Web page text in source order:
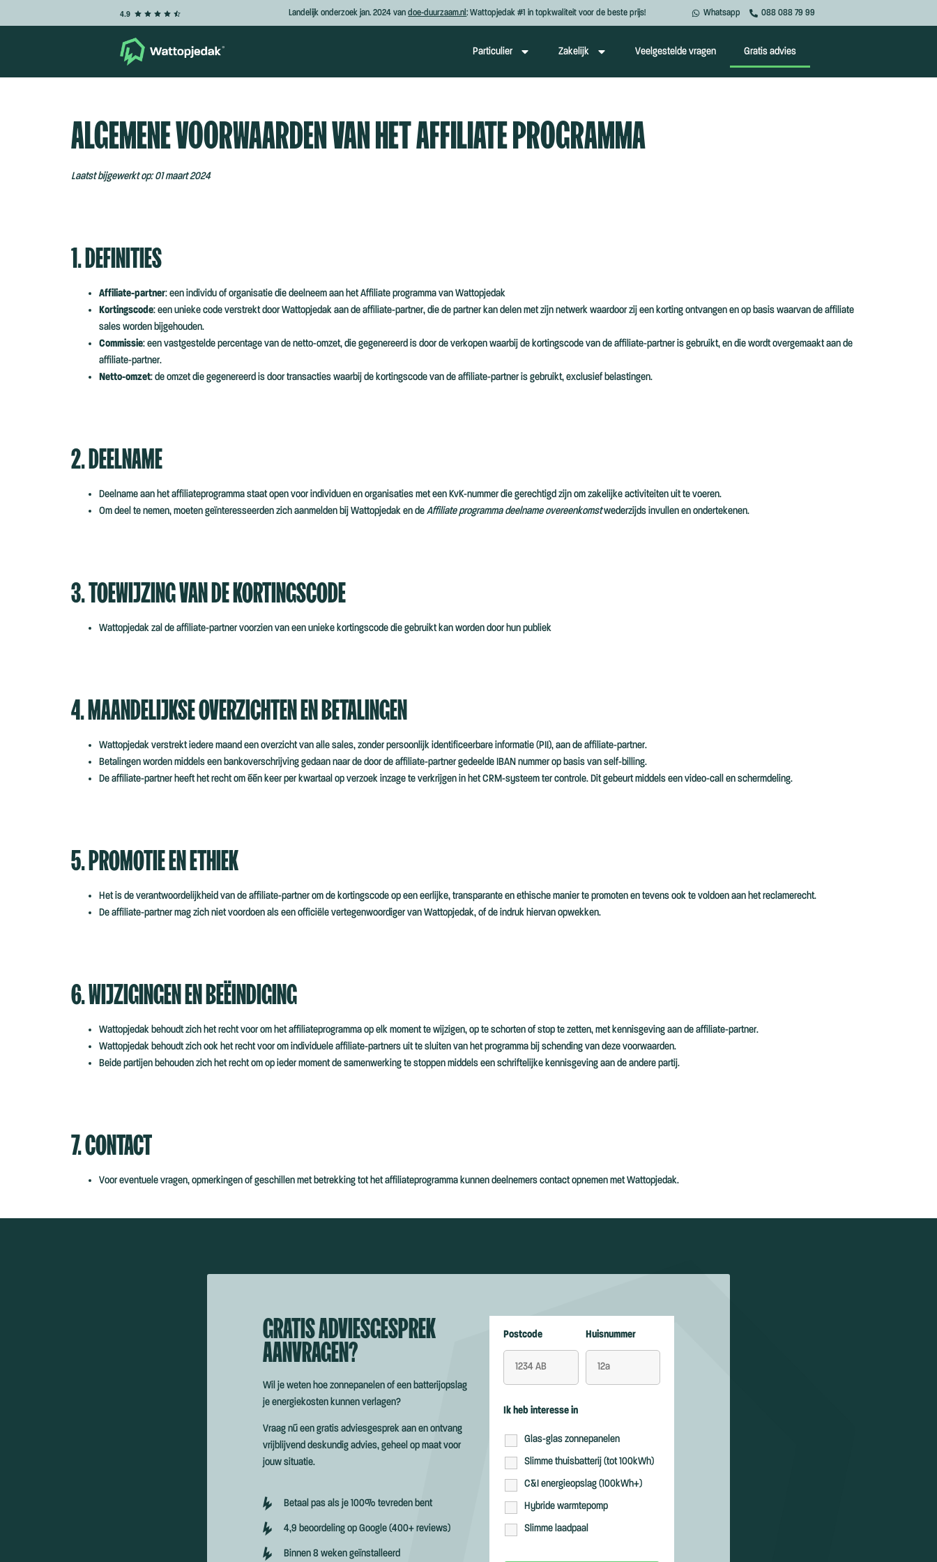
4.9 Landelijk onderzoek jan. 2024 vandoe-duurzaam.nl: Wattopjedak #1 in topkwaliteit voor de beste prijs! Whatsapp 088 088 79 99
Particulier Zakelijk Veelgestelde vragen Gratis advies
ALGEMENE VOORWAARDEN VAN HET AFFILIATE PROGRAMMA
Laatst bijgewerkt op: 01 maart 2024
1. DEFINITIES
Affiliate-partner: een individu of organisatie die deelneem aan het Affiliate programma van Wattopjedak
Kortingscode: een unieke code verstrekt door Wattopjedak aan de affiliate-partner, die de partner kan delen met zijn netwerk waardoor zij een korting ontvangen en op basis waarvan de affiliate
sales worden bijgehouden.
Commissie: een vastgestelde percentage van de netto-omzet, die gegenereerd is door de verkopen waarbij de kortingscode van de affiliate-partner is gebruikt, en die wordt overgemaakt aan de
affiliate-partner.
Netto-omzet: de omzet die gegenereerd is door transacties waarbij de kortingscode van de affiliate-partner is gebruikt, exclusief belastingen.
2. DEELNAME
Deelname aan het affiliateprogramma staat open voor individuen en organisaties met een KvK-nummer die gerechtigd zijn om zakelijke activiteiten uit te voeren.
Om deel te nemen, moeten geïnteresseerden zich aanmelden bij Wattopjedak en deAffiliate programma deelname overeenkomstwederzijds invullen en ondertekenen.
3. TOEWIJZING VAN DE KORTINGSCODE
Wattopjedak zal de affiliate-partner voorzien van een unieke kortingscode die gebruikt kan worden door hun publiek
4. MAANDELIJKSE OVERZICHTEN EN BETALINGEN
Wattopjedak verstrekt iedere maand een overzicht van alle sales, zonder persoonlijk identificeerbare informatie (PII), aan de affiliate-partner.
Betalingen worden middels een bankoverschrijving gedaan naar de door de affiliate-partner gedeelde IBAN nummer op basis van self-billing.
De affiliate-partner heeft het recht om één keer per kwartaal op verzoek inzage te verkrijgen in het CRM-systeem ter controle. Dit gebeurt middels een video-call en schermdeling.
5. PROMOTIE EN ETHIEK
Het is de verantwoordelijkheid van de affiliate-partner om de kortingscode op een eerlijke, transparante en ethische manier te promoten en tevens ook te voldoen aan het reclamerecht.
De affiliate-partner mag zich niet voordoen als een officiële vertegenwoordiger van Wattopjedak, of de indruk hiervan opwekken.
6. WIJZIGINGEN EN BEËINDIGING
Wattopjedak behoudt zich het recht voor om het affiliateprogramma op elk moment te wijzigen, op te schorten of stop te zetten, met kennisgeving aan de affiliate-partner.
Wattopjedak behoudt zich ook het recht voor om individuele affiliate-partners uit te sluiten van het programma bij schending van deze voorwaarden.
Beide partijen behouden zich het recht om op ieder moment de samenwerking te stoppen middels een schriftelijke kennisgeving aan de andere partij.
7. CONTACT
Voor eventuele vragen, opmerkingen of geschillen met betrekking tot het affiliateprogramma kunnen deelnemers contact opnemen met Wattopjedak.
GRATIS ADVIESGESPREK
AANVRAGEN?
Wil je weten hoe zonnepanelen of een batterijopslag
je energiekosten kunnen verlagen?
Vraag nú een gratis adviesgesprek aan en ontvang
vrijblijvend deskundig advies, geheel op maat voor
jouw situatie.
Betaal pas als je 100% tevreden bent
4,9 beoordeling op Google (400+ reviews)
Binnen 8 weken geïnstalleerd
Postcode Huisnummer
Ik heb interesse in
Glas-glas zonnepanelen
Slimme thuisbatterij (tot 100kWh)
C&I energieopslag (100kWh+)
Hybride warmtepomp
Slimme laadpaal